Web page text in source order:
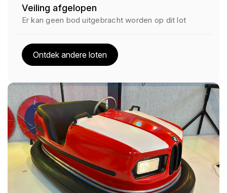
Veiling afgelopen
Er kan geen bod uitgebracht worden op dit lot
Ontdek andere loten